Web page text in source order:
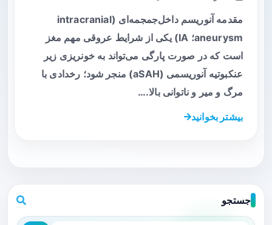
مقدمه آنوریسم داخل‌جمجمه‌ای (intracranial
aneurysm؛ IA) یکی از شرایط عروقی مهم مغز
است که در صورت پارگی می‌تواند به خونریزی زیر
عنکبوتیه آنوریسمی (aSAH) منجر شود؛ رخدادی با
مرگ و میر و ناتوانی بالا.…
بیشتر بخوانید
جستجو